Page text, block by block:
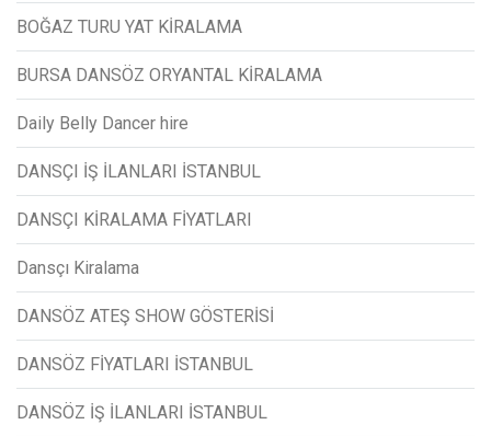
BOĞAZ TURU YAT KİRALAMA
BURSA DANSÖZ ORYANTAL KİRALAMA
Daily Belly Dancer hire
DANSÇI İŞ İLANLARI İSTANBUL
DANSÇI KİRALAMA FİYATLARI
Dansçı Kiralama
DANSÖZ ATEŞ SHOW GÖSTERİSİ
DANSÖZ FİYATLARI İSTANBUL
DANSÖZ İŞ İLANLARI İSTANBUL